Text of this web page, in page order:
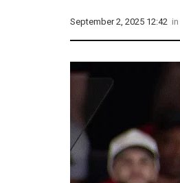
September 2, 2025 12:42 in